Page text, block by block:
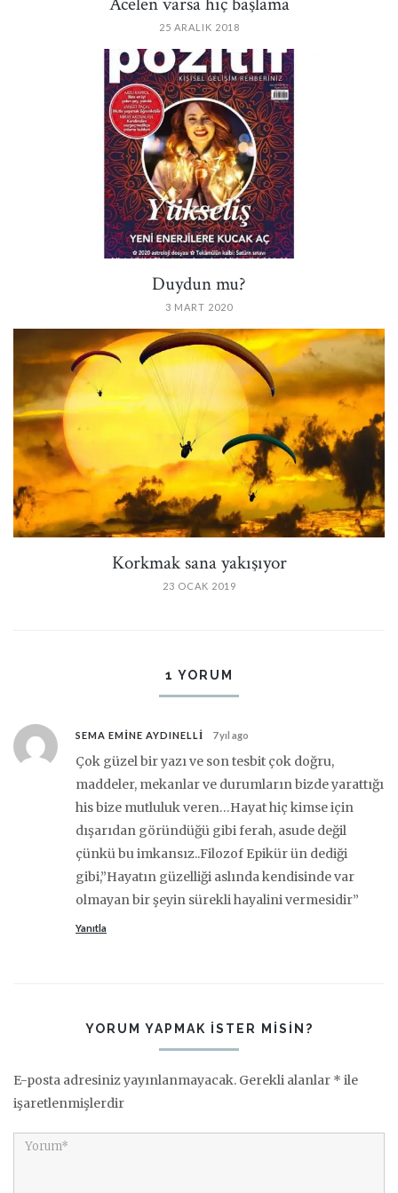
25 ARALIK 2018
Duydun mu?
3 MART 2020
PIN IT
Korkmak sana yakışıyor
23 OCAK 2019
1 YORUM
SEMA EMINE AYDINELLI 7 yıl ago
Çok güzel bir yazı ve son tesbit çok doğru,
maddeler, mekanlar ve durumların bizde yarattığı
his bize mutluluk veren…Hayat hiç kimse için
dışarıdan göründüğü gibi ferah, asude değil
çünkü bu imkansız..Filozof Epikür ün dediği
gibi,”Hayatın güzelliği aslında kendisinde var
olmayan bir şeyin sürekli hayalini vermesidir”
Yanıtla
YORUM YAPMAK ISTER MISIN?
E-posta adresiniz yayınlanmayacak. Gerekli alanlar * ile
işaretlenmişlerdir